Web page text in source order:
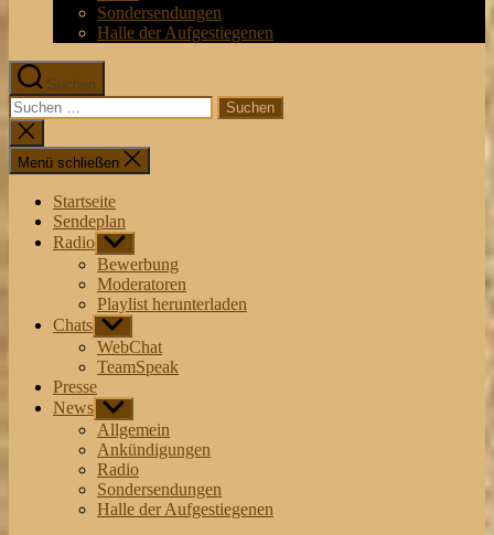
Sondersendungen
Halle der Aufgestiegenen
Suchen
Suchen
nach:
Suche
schließen
Menü schließen
Startseite
Sendeplan
Radio Untermenü
anzeigen
Bewerbung
Moderatoren
Playlist herunterladen
Chats Untermenü
anzeigen
WebChat
TeamSpeak
Presse
News Untermenü
anzeigen
Allgemein
Ankündigungen
Radio
Sondersendungen
Halle der Aufgestiegenen